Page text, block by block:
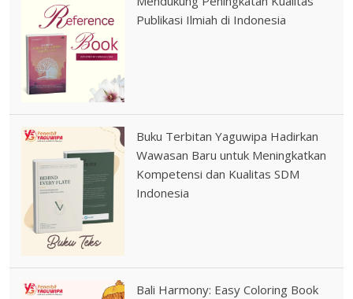
Publikasi Ilmiah di Indonesia
Buku Terbitan Yaguwipa Hadirkan
Wawasan Baru untuk Meningkatkan
Kompetensi dan Kualitas SDM
Indonesia
Bali Harmony: Easy Coloring Book